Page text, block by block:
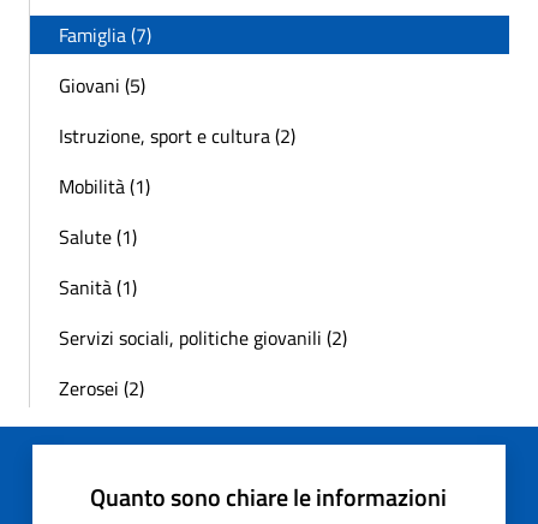
Famiglia (7)
Giovani (5)
Istruzione, sport e cultura (2)
Mobilità (1)
Salute (1)
Sanità (1)
Servizi sociali, politiche giovanili (2)
Zerosei (2)
Quanto sono chiare le informazioni